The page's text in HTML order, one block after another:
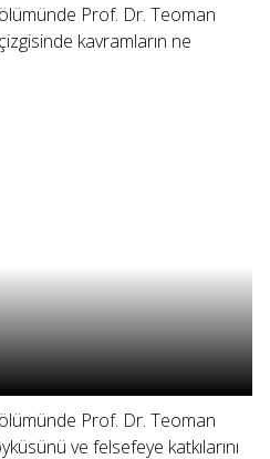
Prof. Dr. Teoman
kavramların ne
Prof. Dr. Teoman
ve felsefeye katkılarını